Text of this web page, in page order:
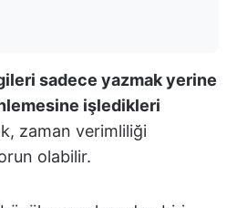
sadece yazmak yerine
işledikleri
zaman verimliliği
olabilir.